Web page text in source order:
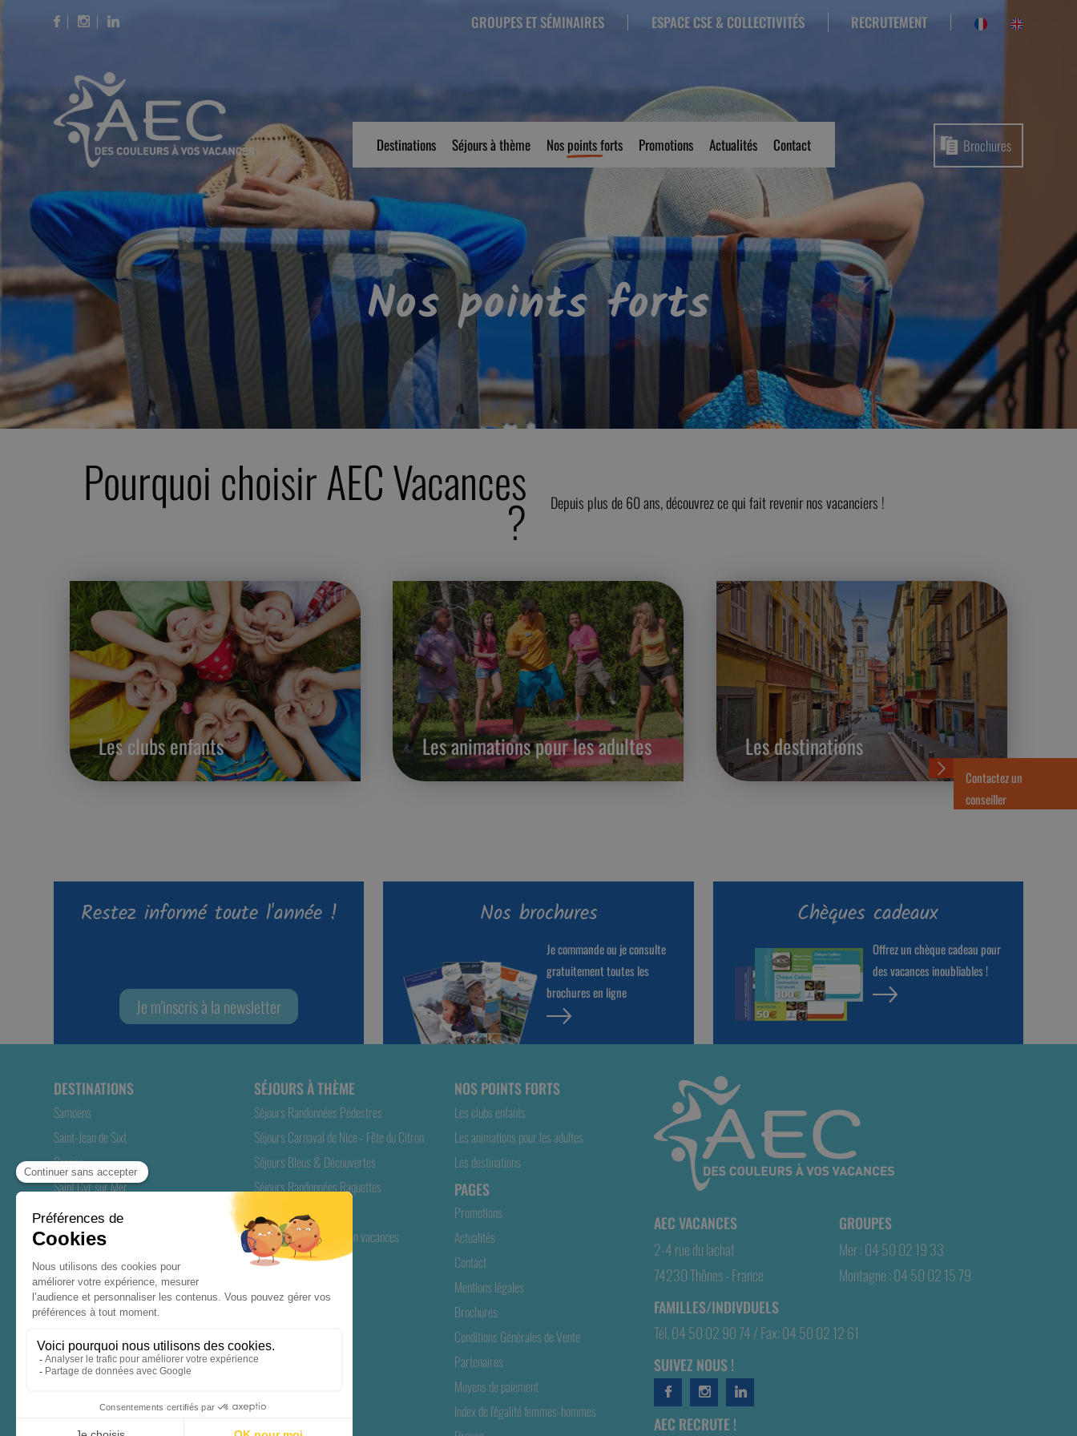
GROUPES ET SÉMINAIRES ESPACE CSE & COLLECTIVITÉS RECRUTEMENT
Destinations Séjours à thème Nos points forts Promotions Actualités Contact Brochures
Contactez un
conseiller
Nos points forts
Pourquoi choisir AEC Vacances
? Depuis plus de 60 ans, découvrez ce qui fait revenir nos vacanciers !
Les clubs enfants Les animations pour les adultes Les destinations
Restez informé toute l'année !
Je m'inscris à la newsletter
Nos brochures
Je commande ou je consulte
gratuitement toutes les
brochures en ligne
Chèques cadeaux
Offrez un chèque cadeau pour
des vacances inoubliables !
DESTINATIONS
Samoëns
Saint-Jean de Sixt
Grasse
Saint Cyr sur Mer
Valmeinier
Gréoux-les-Bains
Soultzeren Munster
Rémuzat
Casteljau
Biscarrosse
Saint Pierre d'Oléron
SÉJOURS À THÈME
Séjours Randonnées Pédestres
Séjours Carnaval de Nice - Fête du Citron
Séjours Bleus & Découvertes
Séjours Randonnées Raquettes
Longs Séjours Séniors
Séjours ANCV Seniors en vacances
NOS POINTS FORTS
Les clubs enfants
Les animations pour les adultes
Les destinations
PAGES
Promotions
Actualités
Contact
Mentions légales
Brochures
Conditions Générales de Vente
Partenaires
Moyens de paiement
Index de l'égalité femmes-hommes
AEC VACANCES
2-4 rue du lachat
74230 Thônes - France
GROUPES
Mer : 04 50 02 19 33
Montagne : 04 50 02 15 79
FAMILLES/INDIVDUELS
Tél. 04 50 02 90 74 / Fax: 04 50 02 12 61
SUIVEZ NOUS !
AEC RECRUTE !